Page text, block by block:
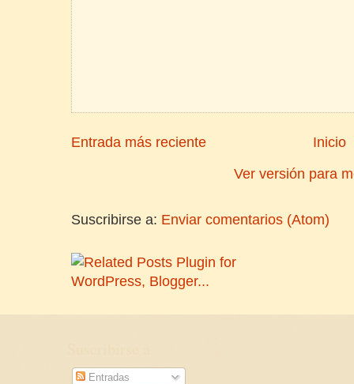
Entrada más reciente
Inicio
Ver versión para
Suscribirse a: Enviar comentarios (Atom)
Entradas